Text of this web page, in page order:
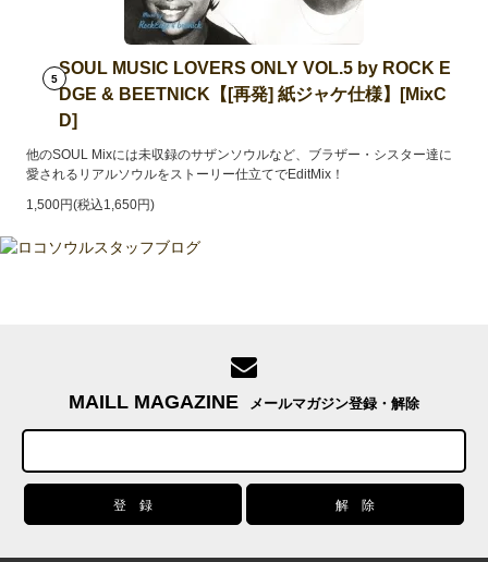
5
SOUL MUSIC LOVERS ONLY VOL.5 by ROCK E
DGE & BEETNICK【[再発] 紙ジャケ仕様】[MixC
D]
他のSOUL Mixには未収録のサザンソウルなど、ブラザー・シスター達に
愛されるリアルソウルをストーリー仕立てでEditMix！
1,500円(税込1,650円)
MAILL MAGAZINE メールマガジン登録・解除